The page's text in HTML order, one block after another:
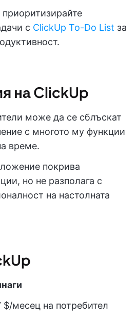
с ClickUp To-Do List за
на ClickUp
може да се сблъскат
с многото му функции
време.
покрива
но не разполага с
на настолната
$/месец на потребител